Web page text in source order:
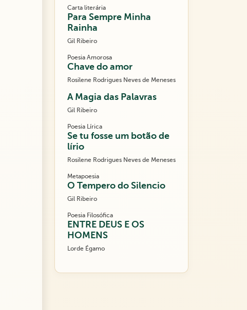
Carta literária
Para Sempre Minha
Rainha
Gil Ribeiro
Poesia Amorosa
Chave do amor
Rosilene Rodrigues Neves de Meneses
A Magia das Palavras
Gil Ribeiro
Poesia Lírica
Se tu fosse um botão de
lírio
Rosilene Rodrigues Neves de Meneses
Metapoesia
O Tempero do Silencio
Gil Ribeiro
Poesia Filosófica
ENTRE DEUS E OS
HOMENS
Lorde Égamo